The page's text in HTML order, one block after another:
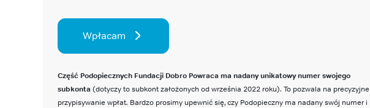
Wpłacam
Część Podopiecznych Fundacji Dobro Powraca ma nadany unikatowy numer swojego
subkonta (dotyczy to subkont założonych od września 2022 roku). To pozwala na precyzyjne
przypisywanie wpłat. Bardzo prosimy upewnić się, czy Podopieczny ma nadany swój numer i